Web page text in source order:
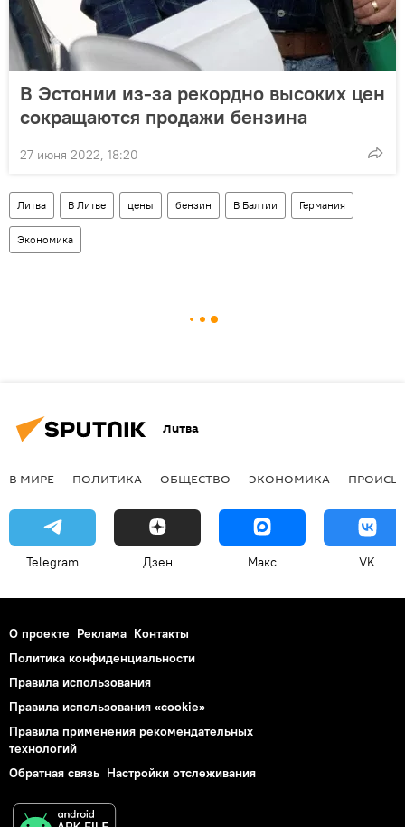
В Эстонии из-за рекордно высоких цен
сокращаются продажи бензина
27 июня 2022, 18:20
Литва В Литве цены бензин В Балтии Германия
Экономика
Литва
В МИРЕ ПОЛИТИКА ОБЩЕСТВО ЭКОНОМИКА
Telegram Дзен Макс VK
О проекте Реклама Контакты
Политика конфиденциальности
Правила использования
Правила использования «cookie»
Правила применения рекомендательных
технологий
Обратная связь Настройки отслеживания